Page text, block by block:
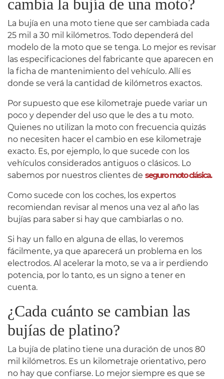
cambia la bujía de una moto?
La bujía en una moto tiene que ser cambiada cada
25 mil a 30 mil kilómetros. Todo dependerá del
modelo de la moto que se tenga. Lo mejor es revisar
las especificaciones del fabricante que aparecen en
la ficha de mantenimiento del vehículo. Allí es
donde se verá la cantidad de kilómetros exactos.
Por supuesto que ese kilometraje puede variar un
poco y depender del uso que le des a tu moto.
Quienes no utilizan la moto con frecuencia quizás
no necesiten hacer el cambio en ese kilometraje
exacto. Es, por ejemplo, lo que sucede con los
vehículos considerados antiguos o clásicos. Lo
sabemos por nuestros clientes de seguro moto clásica.
Como sucede con los coches, los expertos
recomiendan revisar al menos una vez al año las
bujías para saber si hay que cambiarlas o no.
Si hay un fallo en alguna de ellas, lo veremos
fácilmente, ya que aparecerá un problema en los
electrodos. Al acelerar la moto, se va a ir perdiendo
potencia, por lo tanto, es un signo a tener en
cuenta.
¿Cada cuánto se cambian las
bujías de platino?
La bujía de platino tiene una duración de unos 80
mil kilómetros. Es un kilometraje orientativo, pero
no hay que confiarse. Lo mejor siempre es que se